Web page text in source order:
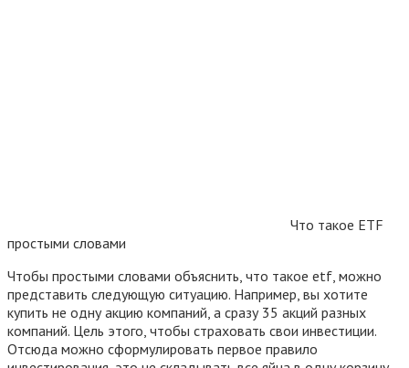
Что такое ETF
простыми словами
Чтобы простыми словами объяснить, что такое etf, можно
представить следующую ситуацию. Например, вы хотите
купить не одну акцию компаний, а сразу 35 акций разных
компаний. Цель этого, чтобы страховать свои инвестиции.
Отсюда можно сформулировать первое правило